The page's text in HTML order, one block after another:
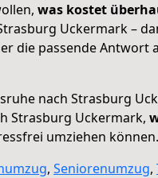
was kostet
Uckermark –
die passende Antwort
nach Strasburg
Strasburg Uckermark,
umziehen können.
, Seniorenumzug,